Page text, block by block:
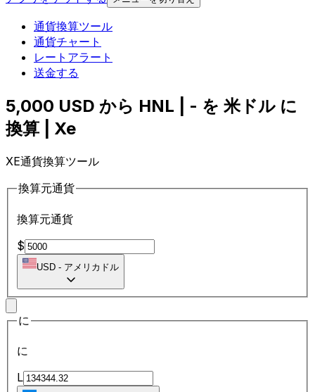
通貨換算ツール
通貨チャート
レートアラート
送金する
5,000 USD から HNL | - を 米ドル に
換算 | Xe
XE通貨換算ツール
換算元通貨
換算元通貨
$
USD - アメリカドル
に
に
L